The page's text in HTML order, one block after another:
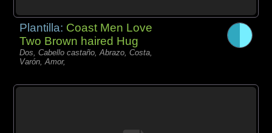
Plantilla: Coast Men Love
Two Brown haired Hug
Dos, Cabello castaño, Abrazo, Costa,
Varón, Amor,